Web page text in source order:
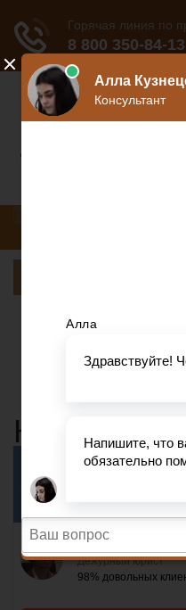
Консультация юриста
Квитанция